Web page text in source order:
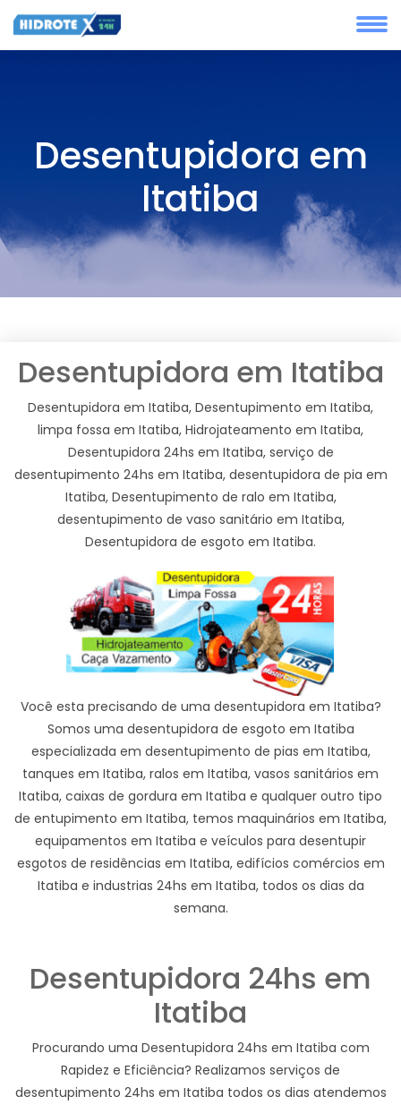
Desentupidora em
Itatiba
Desentupidora em Itatiba
Desentupidora em Itatiba, Desentupimento em Itatiba,
limpa fossa em Itatiba, Hidrojateamento em Itatiba,
Desentupidora 24hs em Itatiba, serviço de
desentupimento 24hs em Itatiba, desentupidora de pia em
Itatiba, Desentupimento de ralo em Itatiba,
desentupimento de vaso sanitário em Itatiba,
Desentupidora de esgoto em Itatiba.
Você esta precisando de uma desentupidora em Itatiba?
Somos uma desentupidora de esgoto em Itatiba
especializada em desentupimento de pias em Itatiba,
tanques em Itatiba, ralos em Itatiba, vasos sanitários em
Itatiba, caixas de gordura em Itatiba e qualquer outro tipo
de entupimento em Itatiba, temos maquinários em Itatiba,
equipamentos em Itatiba e veículos para desentupir
esgotos de residências em Itatiba, edifícios comércios em
Itatiba e industrias 24hs em Itatiba, todos os dias da
semana.
Desentupidora 24hs em
Itatiba
Procurando uma Desentupidora 24hs em Itatiba com
Rapidez e Eficiência? Realizamos serviços de
desentupimento 24hs em Itatiba todos os dias atendemos